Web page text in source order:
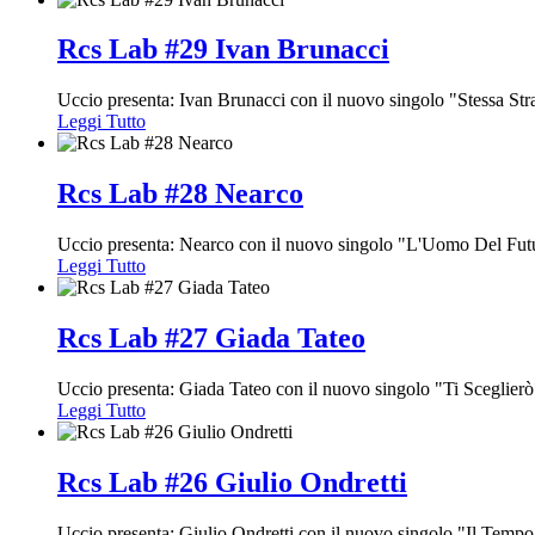
Rcs Lab #29 Ivan Brunacci
Uccio presenta: Ivan Brunacci con il nuovo singolo "Stessa
Leggi Tutto
Rcs Lab #28 Nearco
Uccio presenta: Nearco con il nuovo singolo "L'Uomo Del
Leggi Tutto
Rcs Lab #27 Giada Tateo
Uccio presenta: Giada Tateo con il nuovo singolo "Ti
Leggi Tutto
Rcs Lab #26 Giulio Ondretti